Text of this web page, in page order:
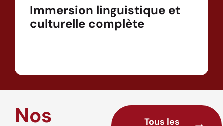
Immersion linguistique et
culturelle complète
Nos Tous les